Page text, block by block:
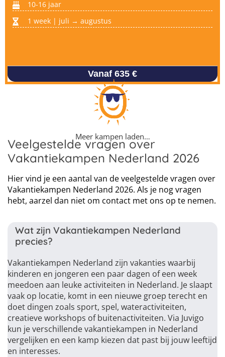
10-16 jaar
1 week | juli → augustus
Vanaf 635 €
Meer kampen laden…
Veelgestelde vragen over
Vakantiekampen Nederland 2026
Hier vind je een aantal van de veelgestelde vragen over
Vakantiekampen Nederland 2026. Als je nog vragen
hebt, aarzel dan niet om contact met ons op te nemen.
Wat zijn Vakantiekampen Nederland
precies?
Vakantiekampen Nederland zijn vakanties waarbij
kinderen en jongeren een paar dagen of een week
meedoen aan leuke activiteiten in Nederland. Je slaapt
vaak op locatie, komt in een nieuwe groep terecht en
doet dingen zoals sport, spel, wateractiviteiten,
creatieve workshops of buitenactiviteiten. Via Juvigo
kun je verschillende vakantiekampen in Nederland
vergelijken en een kamp kiezen dat past bij jouw leeftijd
en interesses.